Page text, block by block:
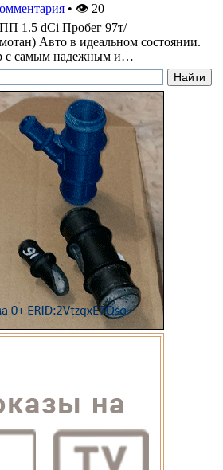
• 👁 20
1.5 dCi Пробег 97т/
Авто в идеальном состоянии.
с самым надежным и…